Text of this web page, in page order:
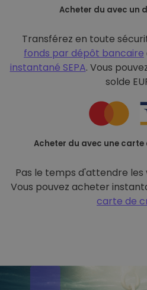
Acheter du avec un
Transférez en toute
fonds par dépôt bancaire
instantané SEPA. Vous
solde
Acheter du avec une
Pas le temps d'attendre
Vous pouvez acheter
carte de